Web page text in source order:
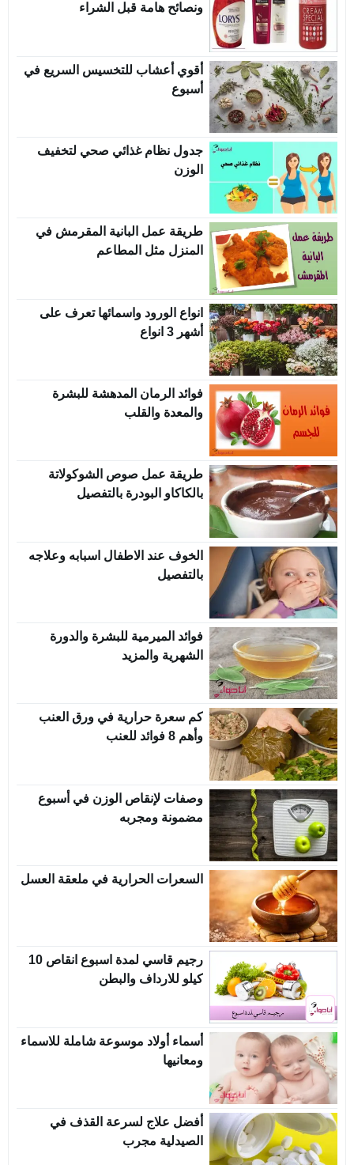
ونصائح هامة قبل الشراء
أقوي أعشاب للتخسيس السريع في
أسبوع
جدول نظام غذائي صحي لتخفيف
الوزن
طريقة عمل البانية المقرمش في
المنزل مثل المطاعم
انواع الورود واسمائها تعرف على
أشهر 3 انواع
فوائد الرمان المدهشة للبشرة
والمعدة والقلب
طريقة عمل صوص الشوكولاتة
بالكاكاو البودرة بالتفصيل
الخوف عند الاطفال اسبابه وعلاجه
بالتفصيل
فوائد الميرمية للبشرة والدورة
الشهرية والمزيد
كم سعرة حرارية في ورق العنب
وأهم 8 فوائد للعنب
وصفات لإنقاص الوزن في أسبوع
مضمونة ومجربه
السعرات الحرارية في ملعقة العسل
رجيم قاسي لمدة اسبوع انقاص 10
كيلو للارداف والبطن
أسماء أولاد موسوعة شاملة للاسماء
ومعانيها
أفضل علاج لسرعة القذف في
الصيدلية مجرب